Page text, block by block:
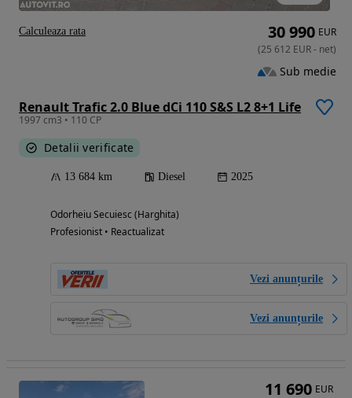
Renault Trafic 2.0 Blue dCi 110 S&S L2 8+1 Life
1997 cm3 • 110 CP
Detalii verificate
13 684 km Diesel 2025
Odorheiu Secuiesc (Harghita)
Profesionist • Reactualizat
Vezi anunțurile
Vezi anunțurile
30 990 EUR
(25 612 EUR- net)
Sub medie
Calculeaza rata
11 690 EUR